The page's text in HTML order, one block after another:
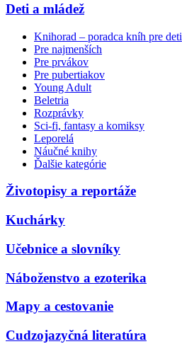
Deti a mládež
Knihorad – poradca kníh pre deti
Pre najmenších
Pre prvákov
Pre pubertiakov
Young Adult
Beletria
Rozprávky
Sci-fi, fantasy a komiksy
Leporelá
Náučné knihy
Ďalšie kategórie
Životopisy a reportáže
Kuchárky
Učebnice a slovníky
Náboženstvo a ezoterika
Mapy a cestovanie
Cudzojazyčná literatúra